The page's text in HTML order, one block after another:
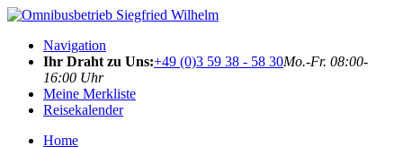
Navigation
Ihr Draht zu Uns:+49 (0)3 59 38 - 58 30Mo.-Fr. 08:00-
16:00 Uhr
Meine Merkliste
Reisekalender
Home